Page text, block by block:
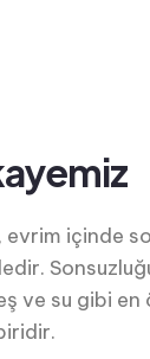
evrim içinde
ve su gibi